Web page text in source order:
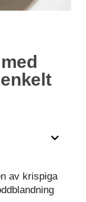
av krispiga